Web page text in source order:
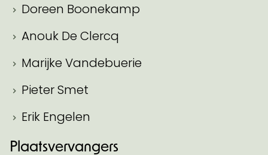
Doreen Boonekamp
Anouk De Clercq
Marijke Vandebuerie
Pieter Smet
Erik Engelen
Plaatsvervangers